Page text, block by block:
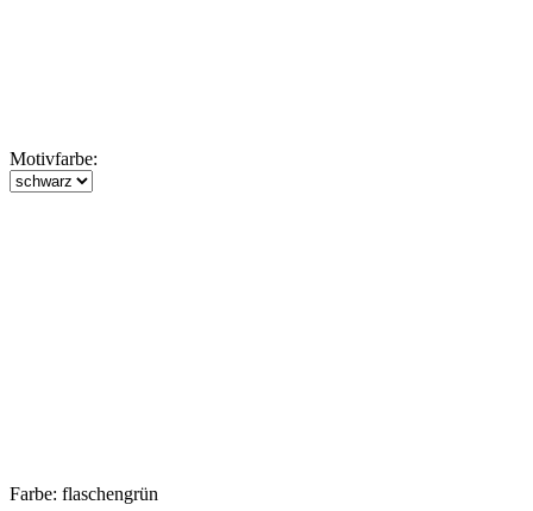
Motivfarbe:
Farbe: flaschengrün